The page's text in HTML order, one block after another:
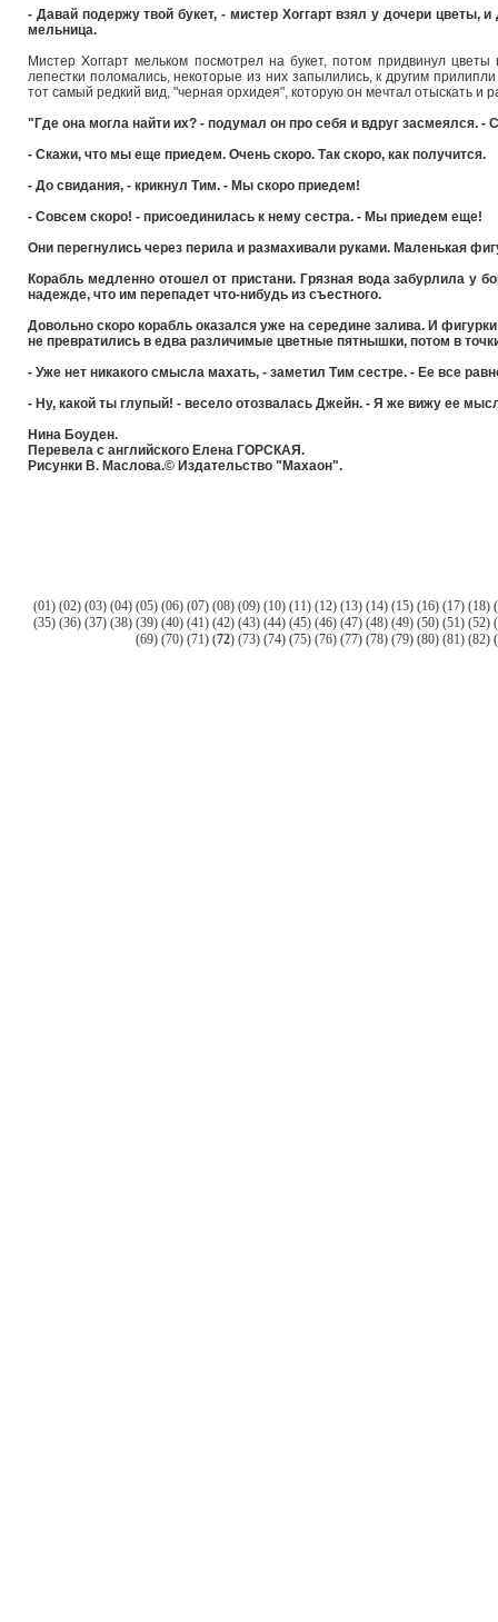
- Давай подержу твой букет, - мистер Хоггарт взял у дочери цветы,
мельница.
Мистер Хоггарт мельком посмотрел на букет, потом придвинул
лепестки поломались, некоторые из них запылились, к другим
тот самый редкий вид, "черная орхидея", которую он мечтал отыскать и
"Где она могла найти их? - подумал он про себя и вдруг засмеялся.
- Скажи, что мы еще приедем. Очень скоро. Так скоро, как получится.
- До свидания, - крикнул Тим. - Мы скоро приедем!
- Совсем скоро! - присоединилась к нему сестра. - Мы приедем еще!
Они перегнулись через перила и размахивали руками. Маленькая
Корабль медленно отошел от пристани. Грязная вода забурлила у
надежде, что им перепадет что-нибудь из съестного.
Довольно скоро корабль оказался уже на середине залива. И
не превратились в едва различимые цветные пятнышки, потом в
- Уже нет никакого смысла махать, - заметил Тим сестре. - Ее все
- Ну, какой ты глупый! - весело отозвалась Джейн. - Я же вижу ее
Нина Боуден.
Перевела с английского Елена ГОРСКАЯ.
Рисунки В. Маслова.© Издательство "Махаон".
(01) (02) (03) (04) (05) (06) (07) (08) (09) (10) (11) (12) (13) (14) (15) (16) (17) (18) (
(35) (36) (37) (38) (39) (40) (41) (42) (43) (44) (45) (46) (47) (48) (49) (50) (51) (52) (
(69) (70) (71) (72) (73) (74) (75) (76) (77) (78) (79) (80) (81) (82) (